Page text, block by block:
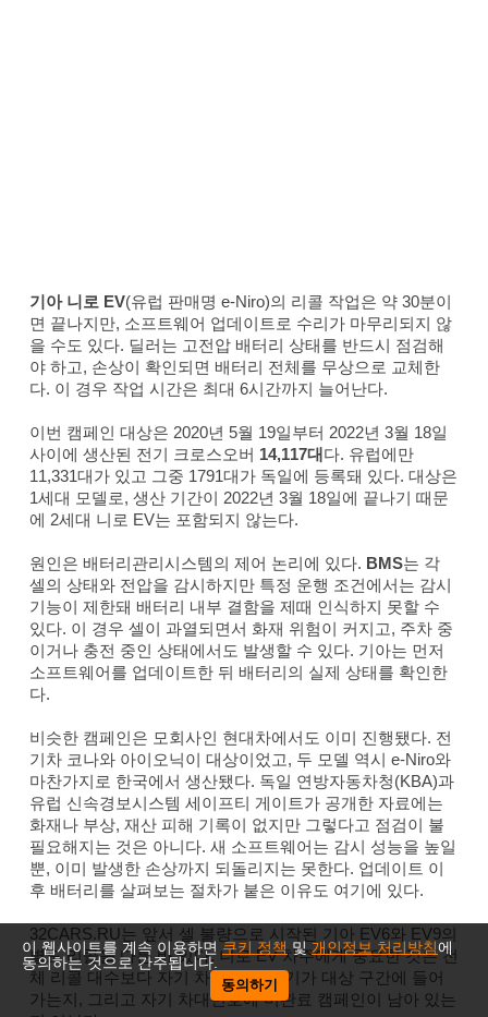
기아 니로 EV(유럽 판매명 e-Niro)의 리콜 작업은 약 30분이
면 끝나지만, 소프트웨어 업데이트로 수리가 마무리되지 않
을 수도 있다. 딜러는 고전압 배터리 상태를 반드시 점검해
야 하고, 손상이 확인되면 배터리 전체를 무상으로 교체한
다. 이 경우 작업 시간은 최대 6시간까지 늘어난다.
이번 캠페인 대상은 2020년 5월 19일부터 2022년 3월 18일
사이에 생산된 전기 크로스오버 14,117대다. 유럽에만
11,331대가 있고 그중 1791대가 독일에 등록돼 있다. 대상은
1세대 모델로, 생산 기간이 2022년 3월 18일에 끝나기 때문
에 2세대 니로 EV는 포함되지 않는다.
원인은 배터리관리시스템의 제어 논리에 있다. BMS는 각
셀의 상태와 전압을 감시하지만 특정 운행 조건에서는 감시
기능이 제한돼 배터리 내부 결함을 제때 인식하지 못할 수
있다. 이 경우 셀이 과열되면서 화재 위험이 커지고, 주차 중
이거나 충전 중인 상태에서도 발생할 수 있다. 기아는 먼저
소프트웨어를 업데이트한 뒤 배터리의 실제 상태를 확인한
다.
비슷한 캠페인은 모회사인 현대차에서도 이미 진행됐다. 전
기차 코나와 아이오닉이 대상이었고, 두 모델 역시 e-Niro와
마찬가지로 한국에서 생산됐다. 독일 연방자동차청(KBA)과
유럽 신속경보시스템 세이프티 게이트가 공개한 자료에는
화재나 부상, 재산 피해 기록이 없지만 그렇다고 점검이 불
필요해지는 것은 아니다. 새 소프트웨어는 감시 성능을 높일
뿐, 이미 발생한 손상까지 되돌리지는 못한다. 업데이트 이
후 배터리를 살펴보는 절차가 붙은 이유도 여기에 있다.
32CARS.RU는 앞서 셀 불량으로 시작된 기아 EV6와 EV9의
별도 리콜을 다룬 바 있다. 니로 EV 차주에게 중요한 것은 전
체 리콜 대수보다 자기 차의 생산 시기가 대상 구간에 들어
가는지, 그리고 자기 차대번호에 미완료 캠페인이 남아 있는
이 웹사이트를 계속 이용하면쿠키 정책및개인정보 처리방침에
동의하는 것으로 간주됩니다.
동의하기